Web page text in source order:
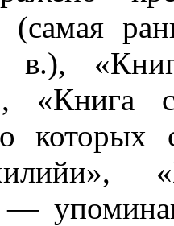
(самая
в.),
«Книга
которых
—